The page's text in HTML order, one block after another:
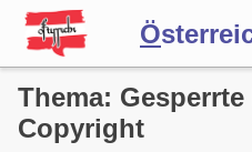
Ö
Wörterbuch
Thema:
Copyright